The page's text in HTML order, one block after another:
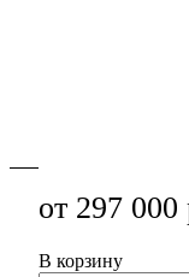
от 297 000
В корзину